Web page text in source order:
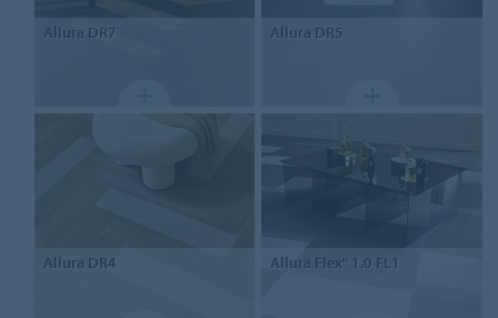
Allura DR7 Allura DR5
Allura DR4 Allura Flex" 1.0 FL1